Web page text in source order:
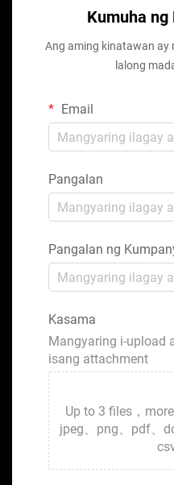
Kumuha
Ang aming kinatawan ay
lalong
Email
Pangalan
Pangalan ng
Kasama
Mangyaring i-upload
isang attachment
Up to 3 files，
jpeg、png、pdf、